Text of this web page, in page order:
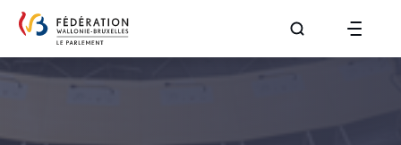
Aller à la page